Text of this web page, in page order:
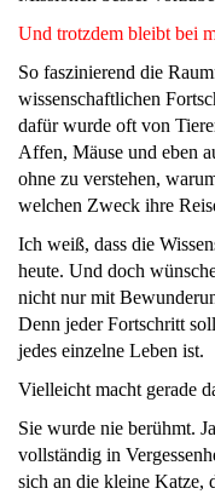
Und trotzdem bleibt bei
So faszinierend die
wissenschaftlichen
dafür wurde oft von
Affen, Mäuse und eben
ohne zu verstehen,
welchen Zweck ihre
Ich weiß, dass die
heute. Und doch
nicht nur mit
Denn jeder Fortschritt
jedes einzelne Leben ist.
Vielleicht macht gerade
Sie wurde nie berühmt.
vollständig in
sich an die kleine Katze,